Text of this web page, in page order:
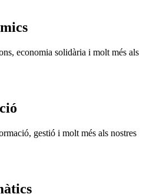
economia solidària i molt més als
gestió i molt més als nostres